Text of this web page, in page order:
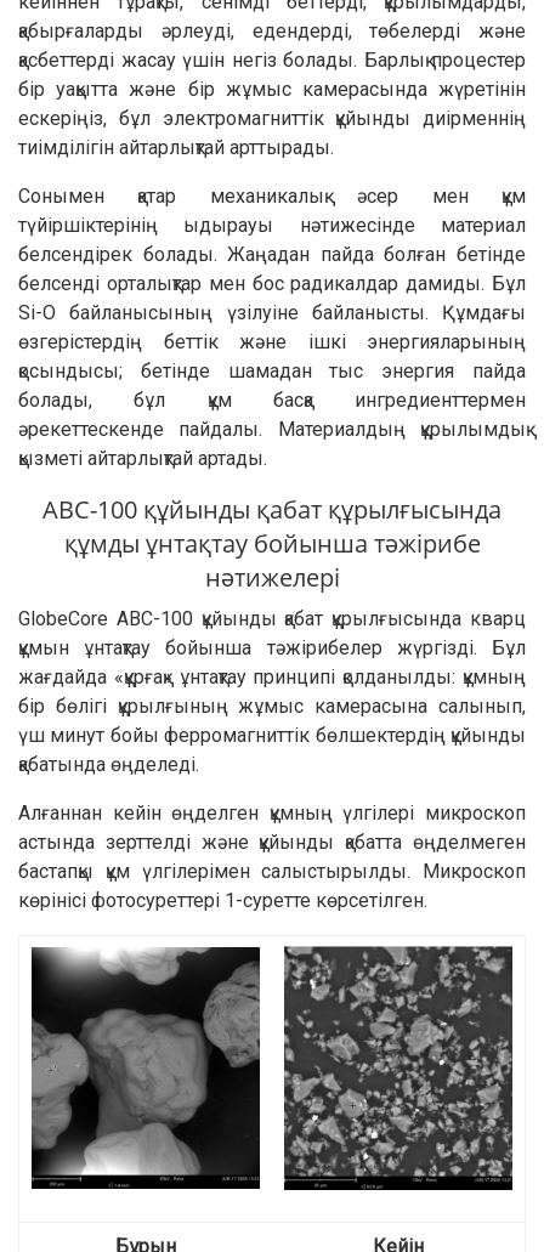
қабырғаларды әрлеуді, едендерді, төбелерді және
қасбеттерді жасау үшін негіз болады. Барлық процестер
бір уақытта және бір жұмыс камерасында жүретінін
ескеріңіз, бұл электромагниттік құйынды диірменнің
тиімділігін айтарлықтай арттырады.
Сонымен қатар механикалық әсер мен құм
түйіршіктерінің ыдырауы нәтижесінде материал
белсендірек болады. Жаңадан пайда болған бетінде
белсенді орталықтар мен бос радикалдар дамиды. Бұл
Si-O байланысының үзілуіне байланысты. Құмдағы
өзгерістердің беттік және ішкі энергияларының
қосындысы; бетінде шамадан тыс энергия пайда
болады, бұл құм басқа ингредиенттермен
әрекеттескенде пайдалы. Материалдың құрылымдық
қызметі айтарлықтай артады.
АВС-100 құйынды қабат құрылғысында
құмды ұнтақтау бойынша тәжірибе
нәтижелері
GlobeCore АВС-100 құйынды қабат құрылғысында кварц
құмын ұнтақтау бойынша тәжірибелер жүргізді. Бұл
жағдайда «құрғақ» ұнтақтау принципі қолданылды: құмның
бір бөлігі құрылғының жұмыс камерасына салынып,
үш минут бойы ферромагниттік бөлшектердің құйынды
қабатында өңделеді.
Алғаннан кейін өңделген құмның үлгілері микроскоп
астында зерттелді және құйынды қабатта өңделмеген
бастапқы құм үлгілерімен салыстырылды. Микроскоп
көрінісі фотосуреттері 1-суретте көрсетілген.
Бұрын Кейін